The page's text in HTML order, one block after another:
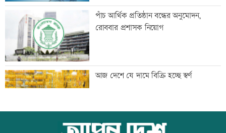
হাসিনার নির্দেশে সালাহউদ্দিন আহমদকে গুম
করা হয়: তদন্ত
তরুণদের নেতৃত্বেই প্রযুক্তিনির্ভর উন্নয়ন হবে:
তথ্যপ্রযুক্তিমন্ত্রী
লক্ষ্মীপুর জেলা প্রশাসনের ১৪ কর্মকর্তা-
পাঁচ আর্থিক প্রতিষ্ঠান বন্ধের অনুমোদন,
রোববার প্রশাসক নিয়োগ
আজ দেশে যে দামে বিক্রি হচ্ছে স্বর্ণ